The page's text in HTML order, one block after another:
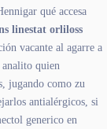
qué accesa
linestat orliloss
vacante al agarre a
quien
jugando como zu
antialérgicos, si
generico en